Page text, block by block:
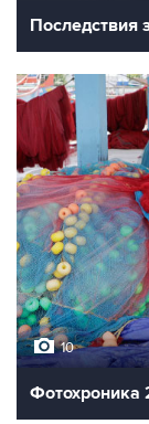
Последствия
10
Фотохроника